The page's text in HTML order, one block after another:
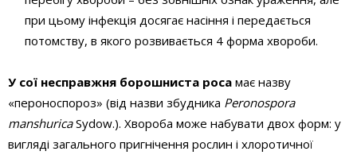
при цьому інфекція досягає насіння і передається
потомству, в якого розвивається 4 форма хвороби.
У сої несправжня борошниста роса має назву
«пероноспороз» (від назви збудника Peronospora
manshuricaSydow.). Хвороба може набувати двох форм: у
вигляді загального пригнічення рослин і хлоротичної